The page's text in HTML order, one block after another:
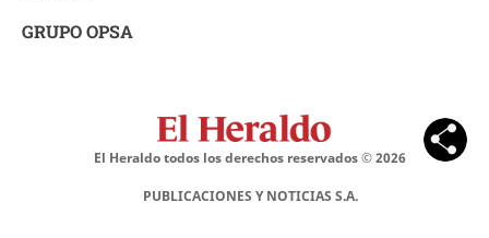
GRUPO OPSA
El Heraldo todos los derechos reservados ©2026
PUBLICACIONES Y NOTICIAS S.A.